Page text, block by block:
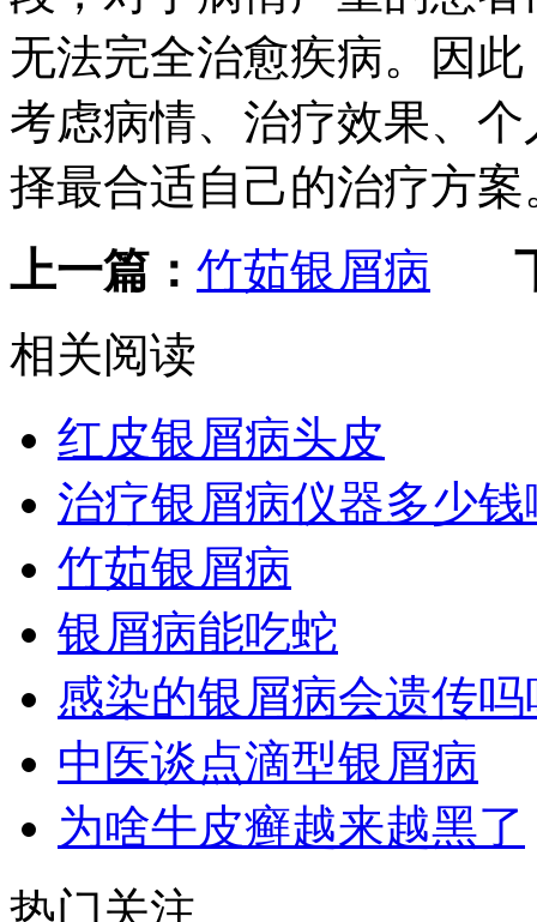
无法完全治愈疾病。因
考虑病情、治疗效果、
择最合适自己的治疗方案
上一篇： 竹茹银屑病
相关阅读
红皮银屑病头皮
治疗银屑病仪器多少钱
竹茹银屑病
银屑病能吃蛇
感染的银屑病会遗传吗
中医谈点滴型银屑病
为啥牛皮癣越来越黑了
热门关注